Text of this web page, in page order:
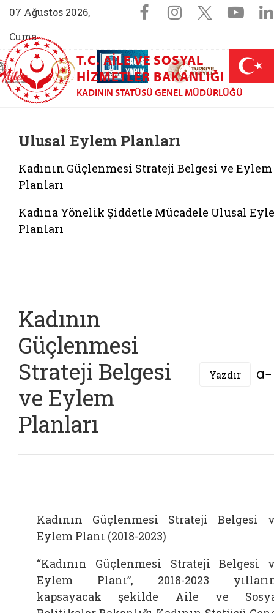
07 Ağustos 2026,
Cuma
Sosyal
Facebook
Instagram
X
Aile (yeni sekmede açılır)
AİLEM İletişim Merkezi (yeni sekmede açılır)
Aile ve Nüfus On Yılı (yeni sekmede açılır)
Darülaceze bağış sayfası (yeni
T.C. AILE VE SOSYAL
HIZMETLER BAKANLIĞI
KADININ STATÜSÜ GENEL MÜDÜRLÜĞÜ
Ulusal Eylem Planları
Kadının Güçlenmesi Strateji Belgesi ve Eylem
Planları
Kadına Yönelik Şiddetle Mücadele Ulusal
Planları
Kadının
Güçlenmesi
Strateji Belgesi
ve Eylem
Planları
Yazdır
Kadının Güçlenmesi Strateji Belgesi
Eylem Planı (2018-2023)
“Kadının Güçlenmesi Strateji Belgesi
Eylem Planı”, 2018-2023
kapsayacak şekilde Aile ve